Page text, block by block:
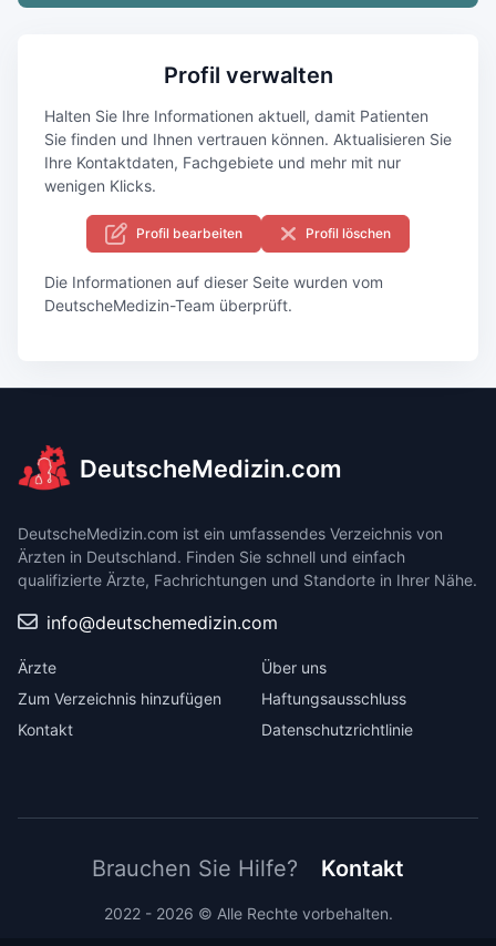
Profil verwalten
Halten Sie Ihre Informationen aktuell, damit Patienten
Sie finden und Ihnen vertrauen können. Aktualisieren Sie
Ihre Kontaktdaten, Fachgebiete und mehr mit nur
wenigen Klicks.
Profil bearbeiten Profil löschen
Die Informationen auf dieser Seite wurden vom
DeutscheMedizin-Team überprüft.
DeutscheMedizin.com
DeutscheMedizin.com ist ein umfassendes Verzeichnis von
Ärzten in Deutschland. Finden Sie schnell und einfach
qualifizierte Ärzte, Fachrichtungen und Standorte in Ihrer Nähe.
info@deutschemedizin.com
Ärzte
Zum Verzeichnis hinzufügen
Kontakt
Über uns
Haftungsausschluss
Datenschutzrichtlinie
Brauchen Sie Hilfe? Kontakt
2022 - 2026 © Alle Rechte vorbehalten.